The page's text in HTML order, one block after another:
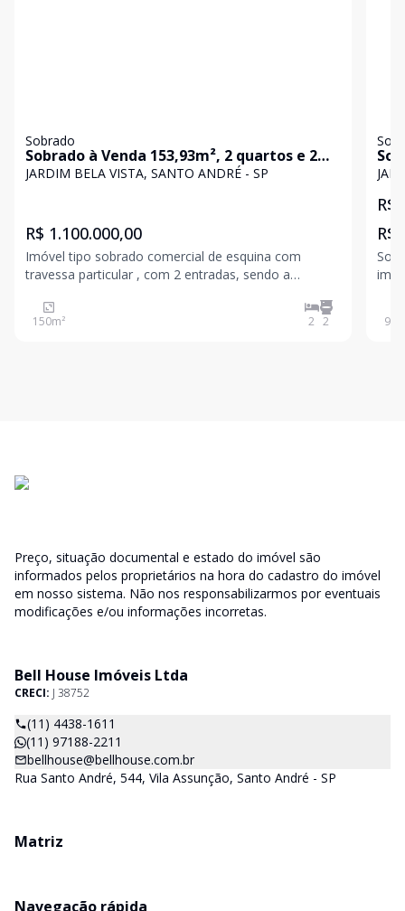
Sobrado
Sobrado à Venda 153,93m², 2 quartos e 2
banheiros Centro, Santo André, SP
JARDIM BELA VISTA, SANTO ANDRÉ - SP
R$ 1.100.000,00
Imóvel tipo sobrado comercial de esquina com
travessa particular , com 2 entradas, sendo a
No andar inferior conta com hall de entrada , sala de
reuniões com ar condicionado split, lavabo, sala de
150m² 2 2
R$
R$
98
Preço, situação documental e estado do imóvel são
informados pelos proprietários na hora do cadastro do imóvel
em nosso sistema. Não nos responsabilizarmos por eventuais
modificações e/ou informações incorretas.
Bell House Imóveis Ltda
CRECI: J 38752
(11) 4438-1611
(11) 97188-2211
bellhouse@bellhouse.com.br
Rua Santo André, 544, Vila Assunção, Santo André - SP
Matriz
Navegação rápida